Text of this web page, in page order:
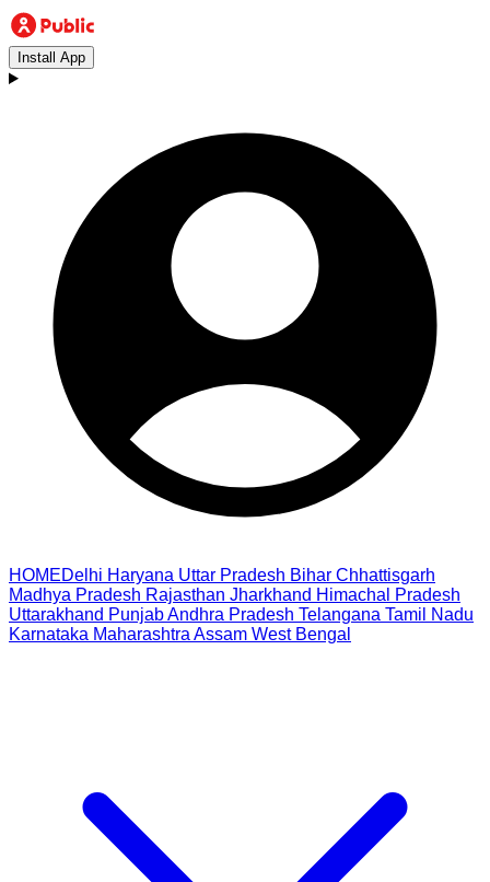
Install App
HOMEDelhi Haryana Uttar Pradesh Bihar Chhattisgarh
Madhya Pradesh Rajasthan Jharkhand Himachal Pradesh
Uttarakhand PunjabAndhra Pradesh Telangana Tamil Nadu
Karnataka Maharashtra Assam West Bengal